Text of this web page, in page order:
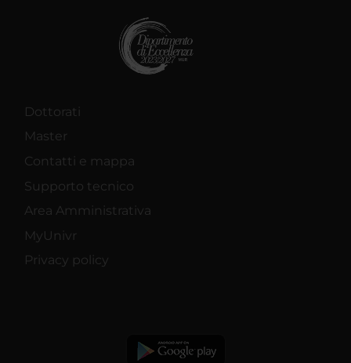
Dottorati
Master
Contatti e mappa
Supporto tecnico
Area Amministrativa
MyUnivr
Privacy policy